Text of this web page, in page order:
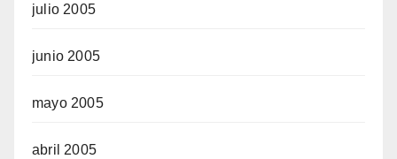
julio 2005
junio 2005
mayo 2005
abril 2005